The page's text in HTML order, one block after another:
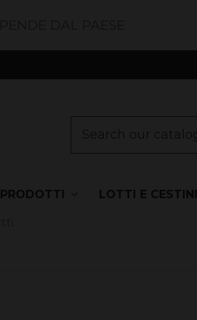
PRODOTTI LOTTI E CESTINI